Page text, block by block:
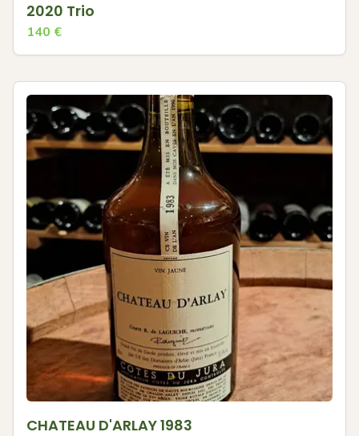
2020 Trio
140 €
CHATEAU D'ARLAY 1983